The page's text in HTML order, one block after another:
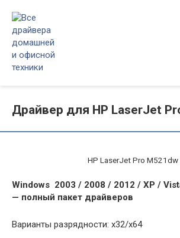
контенту
Драйвер для HP LaserJet
HP LaserJet Pro M521dw
Windows 2003 / 2008 / 2012 / XP /
— полный пакет драйверов
Варианты разрядности: x32/x64